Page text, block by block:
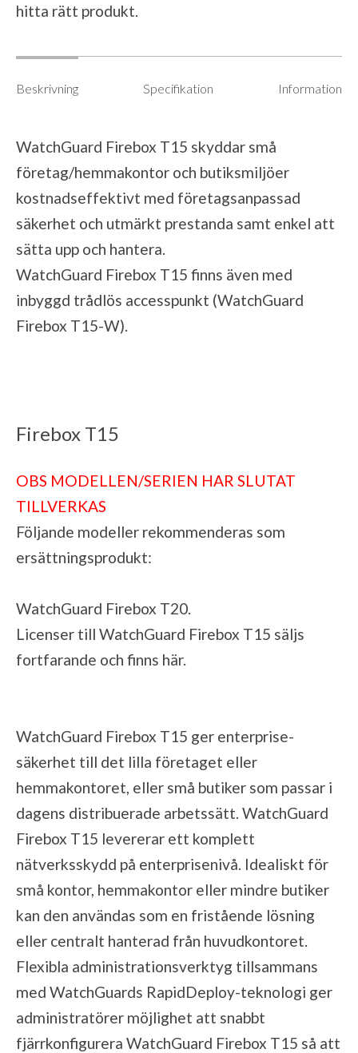
hitta rätt produkt.
Beskrivning Specifikation Information
WatchGuard Firebox T15 skyddar små
företag/hemmakontor och butiksmiljöer
kostnadseffektivt med företagsanpassad
säkerhet och utmärkt prestanda samt enkel att
sätta upp och hantera.
WatchGuard Firebox T15 finns även med
inbyggd trådlös accesspunkt (WatchGuard
Firebox T15-W).
Firebox T15
OBS MODELLEN/SERIEN HAR SLUTAT
TILLVERKAS
Följande modeller rekommenderas som
ersättningsprodukt:
WatchGuard Firebox T20.
Licenser till WatchGuard Firebox T15 säljs
fortfarande och finns här.
WatchGuard Firebox T15 ger enterprise-
säkerhet till det lilla företaget eller
hemmakontoret, eller små butiker som passar i
dagens distribuerade arbetssätt. WatchGuard
Firebox T15 levererar ett komplett
nätverksskydd på enterprisenivå. Idealiskt för
små kontor, hemmakontor eller mindre butiker
kan den användas som en fristående lösning
eller centralt hanterad från huvudkontoret.
Flexibla administrationsverktyg tillsammans
med WatchGuards RapidDeploy-teknologi ger
administratörer möjlighet att snabbt
fjärrkonfigurera WatchGuard Firebox T15 så att